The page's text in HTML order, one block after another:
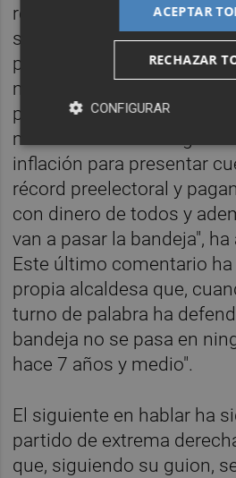
recriminado al equipo de
subiera el sueldo y
presupuestos se han
martillazos". "Solo el 11
presupuesto es para la
momento utilizan la guerra
inflación para presentar
récord preelectoral y
con dinero de todos y
van a pasar la bandeja",
Este último comentario
propia alcaldesa que,
turno de palabra ha
bandeja no se pasa en
hace 7 años y medio".
El siguiente en hablar ha
partido de extrema
que, siguiendo su guion,
ACEPTAR
RECHAZAR
CONFIGURAR